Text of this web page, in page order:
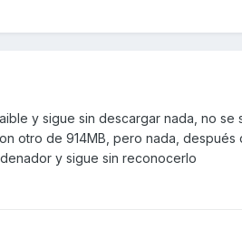
y sigue sin descargar nada, no se
otro de 914MB, pero nada, después
y sigue sin reconocerlo